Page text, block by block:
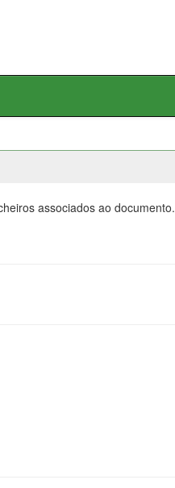
associados ao documento.